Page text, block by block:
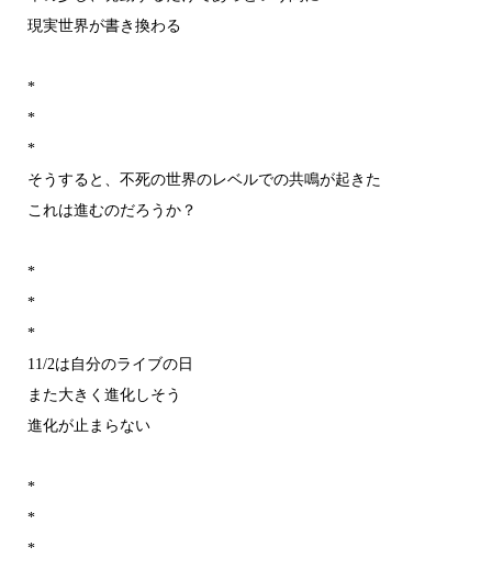
現実世界が書き換わる
*
*
*
そうすると、不死の世界のレベルでの共鳴が起きた
これは進むのだろうか？
*
*
*
11/2は自分のライブの日
また大きく進化しそう
進化が止まらない
*
*
*